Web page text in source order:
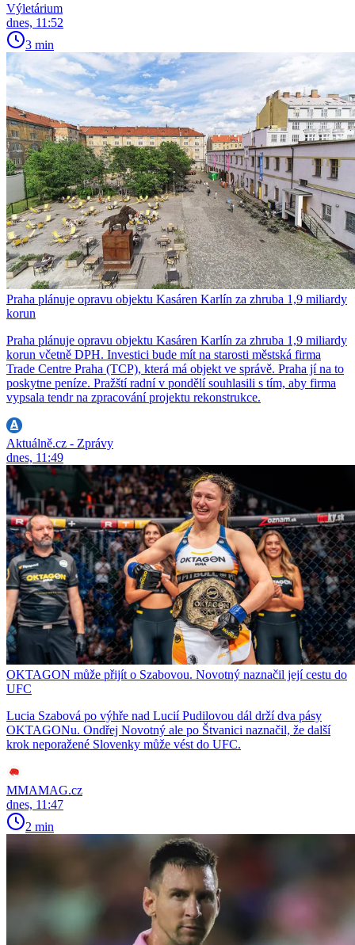
Výletárium
dnes, 11:52
3 min
Praha plánuje opravu objektu Kasáren Karlín za zhruba 1,9 miliardy
korun
Praha plánuje opravu objektu Kasáren Karlín za zhruba 1,9 miliardy
korun včetně DPH. Investici bude mít na starosti městská firma
Trade Centre Praha (TCP), která má objekt ve správě. Praha jí na to
poskytne peníze. Pražští radní v pondělí souhlasili s tím, aby firma
vypsala tendr na zpracování projektu rekonstrukce.
Aktuálně.cz - Zprávy
dnes, 11:49
OKTAGON může přijít o Szabovou. Novotný naznačil její cestu do
UFC
Lucia Szabová po výhře nad Lucií Pudilovou dál drží dva pásy
OKTAGONu. Ondřej Novotný ale po Štvanici naznačil, že další
krok neporažené Slovenky může vést do UFC.
MMAMAG.cz
dnes, 11:47
2 min